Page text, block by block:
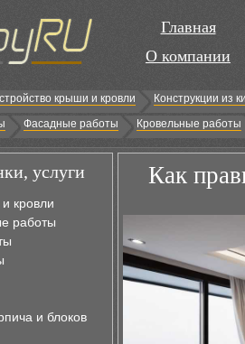
Главная
О компании
крыши и кровли
Конструкции из
Фасадные работы Кровельные работы
услуги
кровли
работы
и блоков
Как